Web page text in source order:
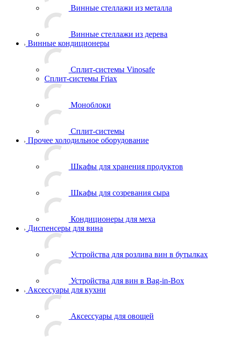
Винные стеллажи из металла
Винные стеллажи из дерева
Винные кондиционеры
Сплит-системы Vinosafe
Сплит-системы Friax
Моноблоки
Сплит-системы
Прочее холодильное оборудование
Шкафы для хранения продуктов
Шкафы для созревания сыра
Кондиционеры для меха
Диспенсеры для вина
Устройства для розлива вин в бутылках
Устройства для вин в Bag-in-Box
Аксессуары для кухни
Аксессуары для овощей